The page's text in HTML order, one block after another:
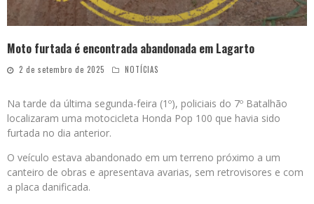
Moto furtada é encontrada abandonada em Lagarto
2 de setembro de 2025 NOTÍCIAS
Na tarde da última segunda-feira (1º), policiais do 7º Batalhão
localizaram uma motocicleta Honda Pop 100 que havia sido
furtada no dia anterior.
O veículo estava abandonado em um terreno próximo a um
canteiro de obras e apresentava avarias, sem retrovisores e com
a placa danificada.